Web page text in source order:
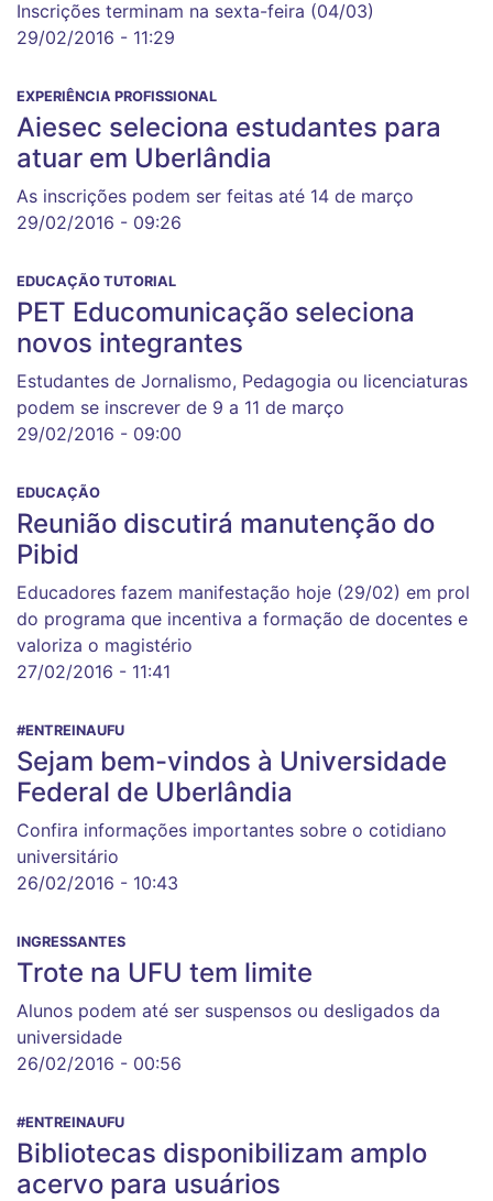
Inscrições terminam na sexta-feira (04/03)
29/02/2016 - 11:29
EXPERIÊNCIA PROFISSIONAL
Aiesec seleciona estudantes para
atuar em Uberlândia
As inscrições podem ser feitas até 14 de março
29/02/2016 - 09:26
EDUCAÇÃO TUTORIAL
PET Educomunicação seleciona
novos integrantes
Estudantes de Jornalismo, Pedagogia ou licenciaturas
podem se inscrever de 9 a 11 de março
29/02/2016 - 09:00
EDUCAÇÃO
Reunião discutirá manutenção do
Pibid
Educadores fazem manifestação hoje (29/02) em prol
do programa que incentiva a formação de docentes e
valoriza o magistério
27/02/2016 - 11:41
#ENTREINAUFU
Sejam bem-vindos à Universidade
Federal de Uberlândia
Confira informações importantes sobre o cotidiano
universitário
26/02/2016 - 10:43
INGRESSANTES
Trote na UFU tem limite
Alunos podem até ser suspensos ou desligados da
universidade
26/02/2016 - 00:56
#ENTREINAUFU
Bibliotecas disponibilizam amplo
acervo para usuários